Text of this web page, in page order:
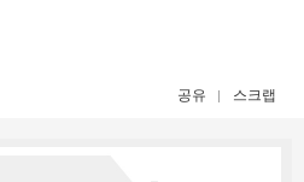
공유 스크랩